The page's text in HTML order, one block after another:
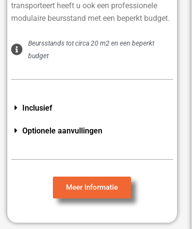
transporteert heeft u ook een professionele
modulaire beursstand met een beperkt budget.
Beursstands tot circa 20 m2 en een beperkt
budget
Inclusief
Optionele aanvullingen
Meer Informatie